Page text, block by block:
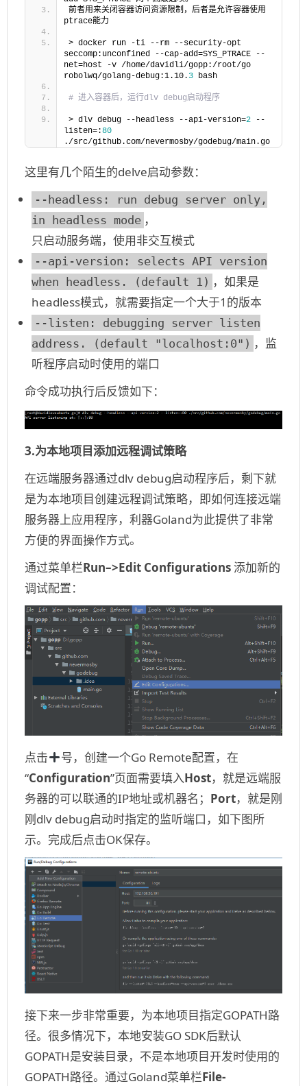
前者用来关闭容器访问资源限制，后者是允许容器使用
ptrace能力
> docker run -ti --rm --security-opt
seccomp:unconfined --cap-add=SYS_PTRACE --
net=host -v /home/davidli/gopp:/root/go
robolwq/golang-debug:1.10. 3 bash
# 进入容器后，运行dlv debug启动程序
> dlv debug --headless --api-version=2 --
listen=:80
./src/github.com/nevermosby/godebug/main.go
这里有几个陌生的delve启动参数：
--headless: run debug server only,
in headless mode ，
只启动服务端，使用非交互模式
--api-version: selects API version
when headless. (default 1) ，如果是
headless模式，就需要指定一个大于1的版本
--listen: debugging server listen
address. (default "localhost:0") ，监
听程序启动时使用的端口
命令成功执行后反馈如下：
3.为本地项目添加远程调试策略
在远端服务器通过dlv debug启动程序后，剩下就
是为本地项目创建远程调试策略，即如何连接远端
服务器上应用程序，利器Goland为此提供了非常
方便的界面操作方式。
通过菜单栏Run–>Edit Configurations 添加新的
调试配置：
点击
号，创建一个Go Remote配置，在
“Configuration”页面需要填入Host，就是远端服
务器的可以联通的IP地址或机器名； Port，就是刚
刚dlv debug启动时指定的监听端口，如下图所
示。完成后点击OK保存。
接下来一步非常重要，为本地项目指定GOPATH路
径。很多情况下，本地安装GO SDK后默认
GOPATH是安装目录，不是本地项目开发时使用的
GOPATH路径。通过Goland菜单栏File-